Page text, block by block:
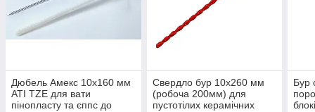
Дюбель Амекс 10х160 мм
ATI TZE для вати
пінопласту та єппс до
Свердло бур 10х260 мм
(робоча 200мм) для
пустотілих керамічних
Бур